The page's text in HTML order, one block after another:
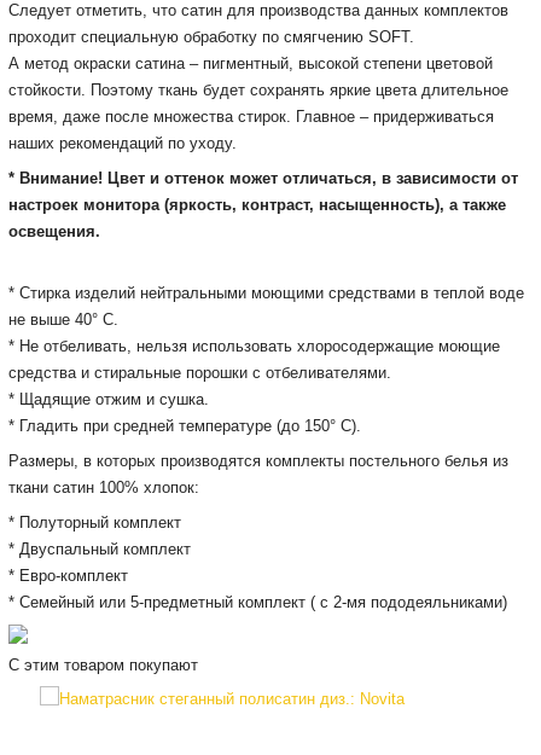
Следует отметить, что сатин для производства данных комплектов
проходит специальную обработку по смягчению SOFT.
А метод окраски сатина – пигментный, высокой степени цветовой
стойкости. Поэтому ткань будет сохранять яркие цвета длительное
время, даже после множества стирок. Главное – придерживаться
наших рекомендаций по уходу.
* Внимание! Цвет и оттенок может отличаться, в зависимости от
настроек монитора (яркость, контраст, насыщенность), а также
освещения.
* Cтирка изделий нейтральными моющими средствами в теплой воде
не выше 40° С.
* Не отбеливать, нельзя использовать хлоросодержащие моющие
средства и стиральные порошки с отбеливателями.
* Щадящие отжим и сушка.
* Гладить при средней температуре (до 150° С).
Размеры, в которых производятся комплекты постельного белья из
ткани сатин 100% хлопок:
* Полуторный комплект
* Двуспальный комплект
* Евро-комплект
* Семейный или 5-предметный комплект ( с 2-мя пододеяльниками)
С этим товаром покупают